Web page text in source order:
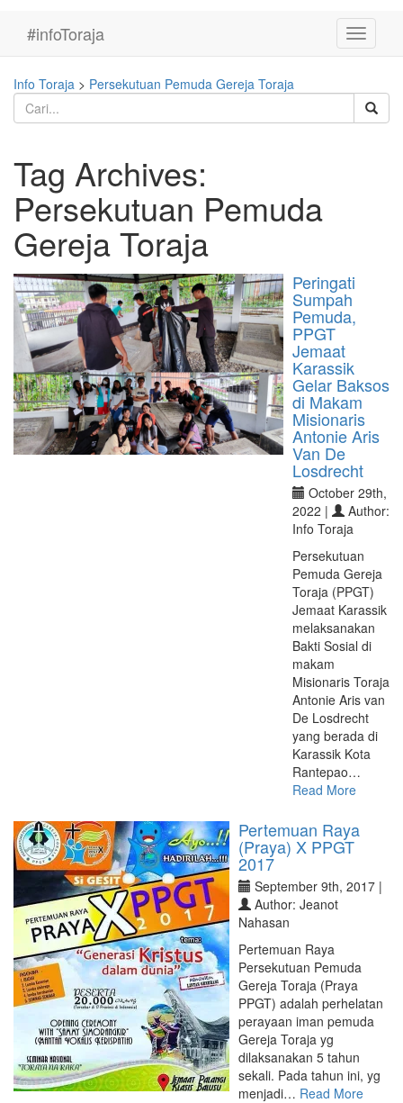
Toggle
#infoToraja
Info Toraja > Persekutuan Pemuda Gereja Toraja
Tag Archives:
Persekutuan Pemuda
Gereja Toraja
Peringati
Sumpah
Pemuda,
PPGT
Jemaat
Karassik
Gelar Baksos
di Makam
Misionaris
Antonie Aris
Van De
Losdrecht
October 29th,
2022 |
Author:
Info Toraja
Persekutuan
Pemuda Gereja
Toraja (PPGT)
Jemaat Karassik
melaksanakan
Bakti Sosial di
makam
Misionaris Toraja
Antonie Aris van
De Losdrecht
yang berada di
Karassik Kota
Rantepao…
Read More
Pertemuan Raya
(Praya) X PPGT
2017
September 9th, 2017 |
Author: Jeanot
Nahasan
Pertemuan Raya
Persekutuan Pemuda
Gereja Toraja (Praya
PPGT) adalah perhelatan
perayaan iman pemuda
Gereja Toraja yg
dilaksanakan 5 tahun
sekali. Pada tahun ini, yg
menjadi… Read More